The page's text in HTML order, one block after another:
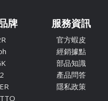
牌 服務資訊
官方蝦皮
經銷據點
部品知識
產品問答
隱私政策